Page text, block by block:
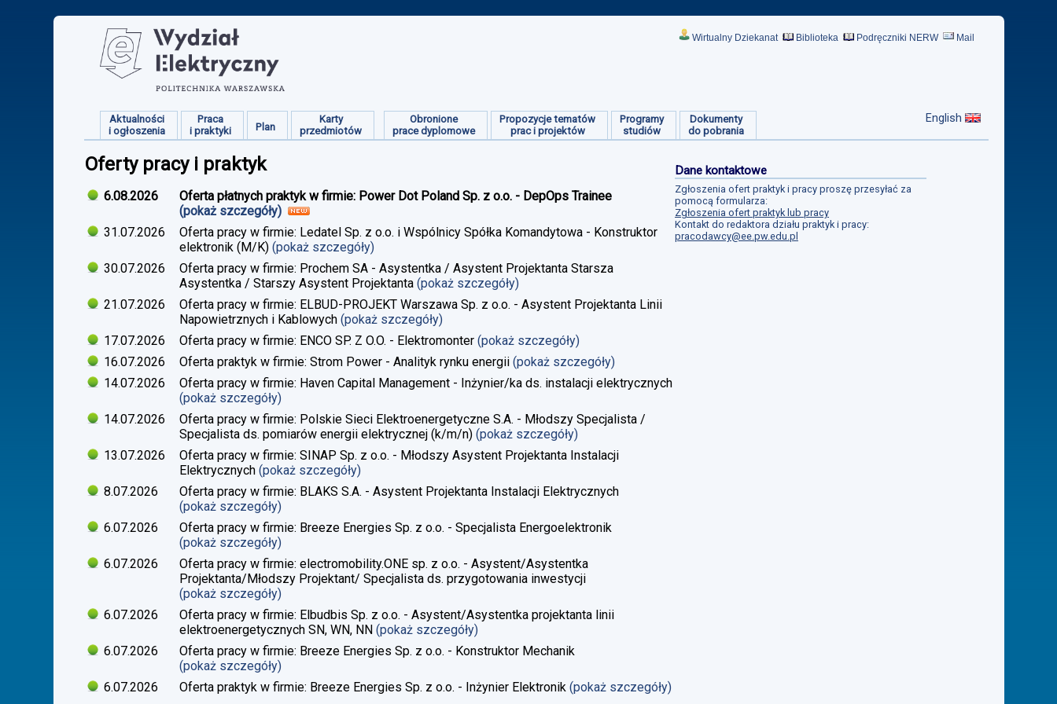
Wirtualny Dziekanat Biblioteka Podręczniki NERW Mail
Aktualności
i ogłoszenia
Praca
i praktyki
Plan
Karty
przedmiotów
Obronione
prace dyplomowe
Propozycje tematów
prac i projektów
Programy
studiów
Dokumenty
do pobrania
English
Oferty pracy i praktyk
6.08.2026
Oferta płatnych praktyk w firmie: Power Dot Poland Sp. z o.o. - DepOps Trainee
(pokaż szczegóły)
31.07.2026
Oferta pracy w firmie: Ledatel Sp. z o.o. i Wspólnicy Spółka Komandytowa - Konstruktor
elektronik (M/K) (pokaż szczegóły)
30.07.2026
Oferta pracy w firmie: Prochem SA - Asystentka / Asystent Projektanta Starsza
Asystentka / Starszy Asystent Projektanta (pokaż szczegóły)
21.07.2026
Oferta pracy w firmie: ELBUD-PROJEKT Warszawa Sp. z o.o. - Asystent Projektanta Linii
Napowietrznych i Kablowych (pokaż szczegóły)
17.07.2026
Oferta pracy w firmie: ENCO SP. Z O.O. - Elektromonter (pokaż szczegóły)
16.07.2026
Oferta praktyk w firmie: Strom Power - Analityk rynku energii (pokaż szczegóły)
14.07.2026
Oferta pracy w firmie: Haven Capital Management - Inżynier/ka ds. instalacji elektrycznych
(pokaż szczegóły)
14.07.2026
Oferta pracy w firmie: Polskie Sieci Elektroenergetyczne S.A. - Młodszy Specjalista /
Specjalista ds. pomiarów energii elektrycznej​ (k/m/n) (pokaż szczegóły)
13.07.2026
Oferta pracy w firmie: SINAP Sp. z o.o. - Młodszy Asystent Projektanta Instalacji
Elektrycznych (pokaż szczegóły)
8.07.2026
Oferta pracy w firmie: BLAKS S.A. - Asystent Projektanta Instalacji Elektrycznych
(pokaż szczegóły)
6.07.2026
Oferta pracy w firmie: Breeze Energies Sp. z o.o. - Specjalista Energoelektronik
(pokaż szczegóły)
6.07.2026
Oferta pracy w firmie: electromobility.ONE sp. z o.o. - Asystent/Asystentka
Projektanta/Młodszy Projektant/ Specjalista ds. przygotowania inwestycji
(pokaż szczegóły)
6.07.2026
Oferta pracy w firmie: Elbudbis Sp. z o.o. - Asystent/Asystentka projektanta linii
elektroenergetycznych SN, WN, NN (pokaż szczegóły)
6.07.2026
Oferta pracy w firmie: Breeze Energies Sp. z o.o. - Konstruktor Mechanik
(pokaż szczegóły)
6.07.2026
Oferta praktyk w firmie: Breeze Energies Sp. z o.o. - Inżynier Elektronik (pokaż szczegóły)
Dane kontaktowe
Zgłoszenia ofert praktyk i pracy proszę przesyłać za
pomocą formularza:
Zgłoszenia ofert praktyk lub pracy
Kontakt do redaktora działu praktyk i pracy:
pracodawcy@ee.pw.edu.pl